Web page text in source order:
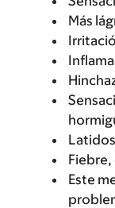
Más
Este